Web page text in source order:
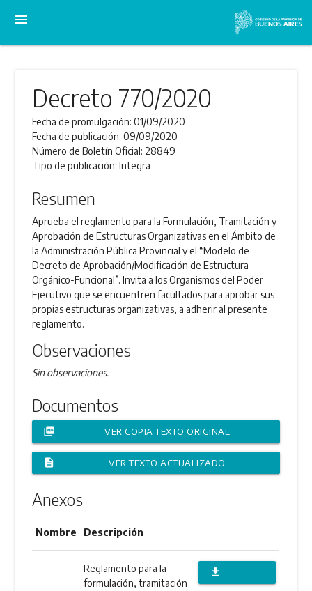
menu
Decreto 770/2020
Fecha de promulgación:01/09/2020
Fecha de publicación:09/09/2020
Número de Boletín Oficial: 28849
Tipo de publicación:Integra
Resumen
Aprueba el reglamento para la Formulación, Tramitación y
Aprobación de Estructuras Organizativas en el Ámbito de
la Administración Pública Provincial y el “Modelo de
Decreto de Aprobación/Modificación de Estructura
Orgánico-Funcional”. Invita a los Organismos del Poder
Ejecutivo que se encuentren facultados para aprobar sus
propias estructuras organizativas, a adherir al presente
reglamento.
Observaciones
Sin observaciones.
Documentos
picture_as_pdf VER COPIA TEXTO ORIGINAL
description VER TEXTO ACTUALIZADO
Anexos
Nombre Descripción
Reglamento para la
formulación, tramitación
file_download